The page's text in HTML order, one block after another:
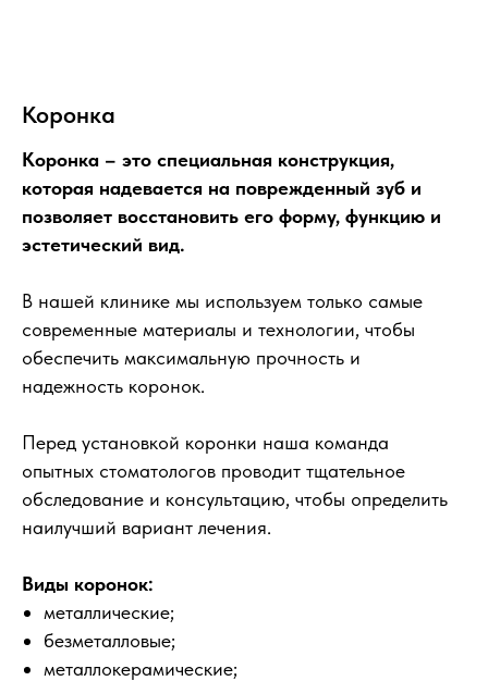
Коронка
Коронка – это специальная конструкция,
которая надевается на поврежденный зуб и
позволяет восстановить его форму, функцию и
эстетический вид.
В нашей клинике мы используем только самые
современные материалы и технологии, чтобы
обеспечить максимальную прочность и
надежность коронок.
Перед установкой коронки наша команда
опытных стоматологов проводит тщательное
обследование и консультацию, чтобы определить
наилучший вариант лечения.
Виды коронок:
металлические;
безметалловые;
металлокерамические;